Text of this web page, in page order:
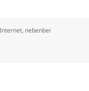
Internet, nebenbei
wird